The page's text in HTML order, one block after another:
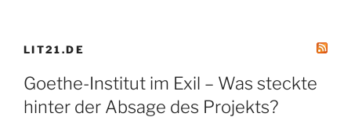
LIT21.DE
Goethe-Institut im Exil – Was steckte
hinter der Absage des Projekts?